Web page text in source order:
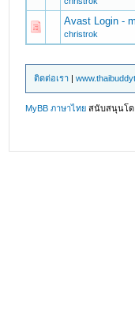
Avast Login -
christrok
ติดต่อเรา |
MyBB ภาษาไทย สนับสนุนโ